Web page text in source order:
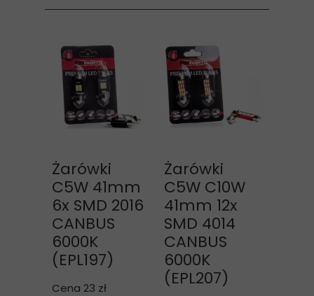
Żarówki
C5W 41mm
6x SMD 2016
CANBUS
6000K
(EPL197)
Cena 23 zł
Żarówki
C5W C10W
41mm 12x
SMD 4014
CANBUS
6000K
(EPL207)